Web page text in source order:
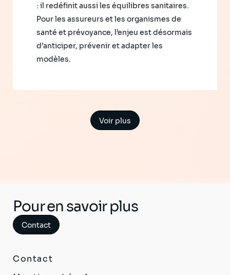
: il redéfinit aussi les équilibres sanitaires.
Pour les assureurs et les organismes de
santé et prévoyance, l’enjeu est désormais
d’anticiper, prévenir et adapter les
modèles.
Voir plus
Pour en savoir plus
Contact
Contact